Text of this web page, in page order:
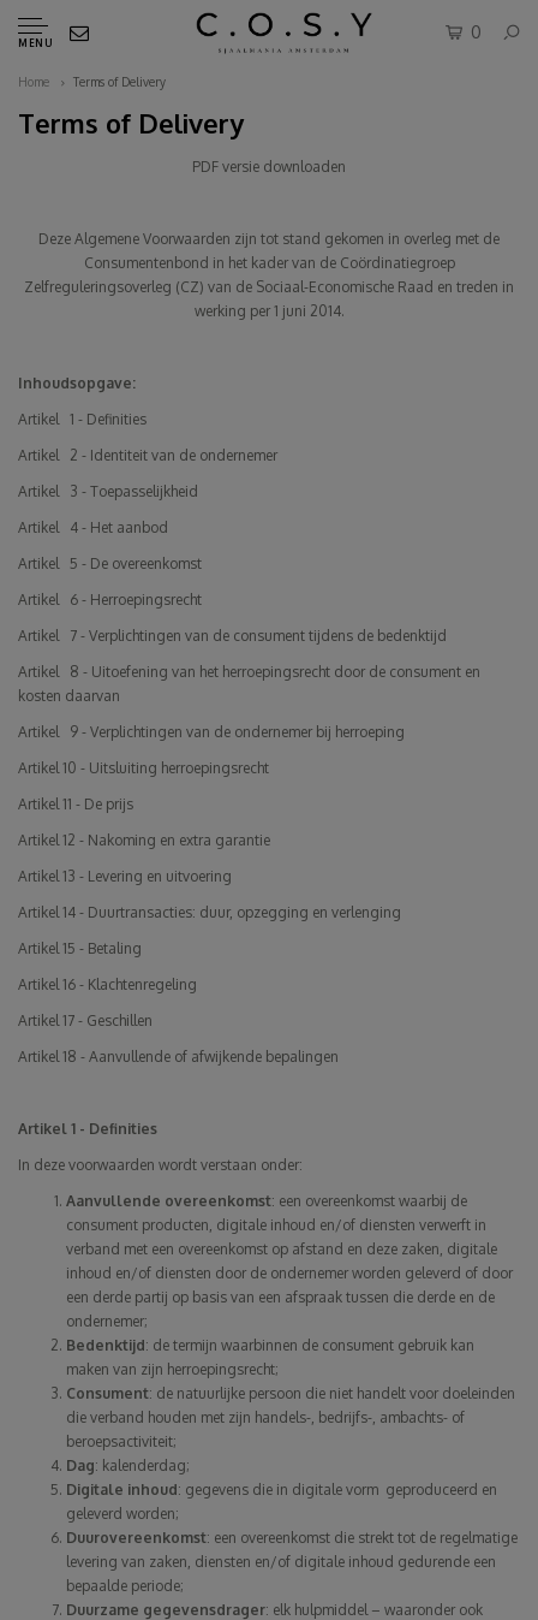
MENU
0
Home Terms of Delivery
Terms of Delivery
PDF versie downloaden
Deze Algemene Voorwaarden zijn tot stand gekomen in overleg met de
Consumentenbond in het kader van de Coördinatiegroep
Zelfreguleringsoverleg (CZ) van de Sociaal-Economische Raad en treden in
werking per 1 juni 2014.
Inhoudsopgave:
Artikel 1 - Definities
Artikel 2 - Identiteit van de ondernemer
Artikel 3 - Toepasselijkheid
Artikel 4 - Het aanbod
Artikel 5 - De overeenkomst
Artikel 6 - Herroepingsrecht
Artikel 7 - Verplichtingen van de consument tijdens de bedenktijd
Artikel 8 - Uitoefening van het herroepingsrecht door de consument en
kosten daarvan
Artikel 9 - Verplichtingen van de ondernemer bij herroeping
Artikel 10 - Uitsluiting herroepingsrecht
Artikel 11 - De prijs
Artikel 12 - Nakoming en extra garantie
Artikel 13 - Levering en uitvoering
Artikel 14 - Duurtransacties: duur, opzegging en verlenging
Artikel 15 - Betaling
Artikel 16 - Klachtenregeling
Artikel 17 - Geschillen
Artikel 18 - Aanvullende of afwijkende bepalingen
Artikel 1 - Definities
In deze voorwaarden wordt verstaan onder:
Aanvullende overeenkomst: een overeenkomst waarbij de
consument producten, digitale inhoud en/of diensten verwerft in
verband met een overeenkomst op afstand en deze zaken, digitale
inhoud en/of diensten door de ondernemer worden geleverd of door
een derde partij op basis van een afspraak tussen die derde en de
ondernemer;
Bedenktijd: de termijn waarbinnen de consument gebruik kan
maken van zijn herroepingsrecht;
Consument: de natuurlijke persoon die niet handelt voor doeleinden
die verband houden met zijn handels-, bedrijfs-, ambachts- of
beroepsactiviteit;
Dag: kalenderdag;
Digitale inhoud: gegevens die in digitale vorm geproduceerd en
geleverd worden;
Duurovereenkomst: een overeenkomst die strekt tot de regelmatige
levering van zaken, diensten en/of digitale inhoud gedurende een
bepaalde periode;
Duurzame gegevensdrager: elk hulpmiddel – waaronder ook